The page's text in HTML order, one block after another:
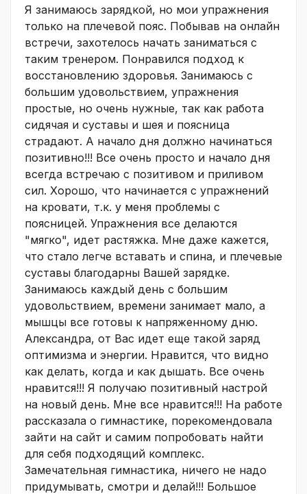
Я занимаюсь зарядкой, но мои упражнения
только на плечевой пояс. Побывав на онлайн
встречи, захотелось начать заниматься с
таким тренером. Понравился подход к
восстановлению здоровья. Занимаюсь с
большим удовольствием, упражнения
простые, но очень нужные, так как работа
сидячая и суставы и шея и поясница
страдают. А начало дня должно начинаться
позитивно!!! Все очень просто и начало дня
всегда встречаю с позитивом и приливом
сил. Хорошо, что начинается с упражнений
на кровати, т.к. у меня проблемы с
поясницей. Упражнения все делаются
"мягко", идет растяжка. Мне даже кажется,
что стало легче вставать и спина, и плечевые
суставы благодарны Вашей зарядке.
Занимаюсь каждый день с большим
удовольствием, времени занимает мало, а
мышцы все готовы к напряженному дню.
Александра, от Вас идет еще такой заряд
оптимизма и энергии. Нравится, что видно
как делать, когда и как дышать. Все очень
нравится!!! Я получаю позитивный настрой
на новый день. Мне все нравится!!! На работе
рассказала о гимнастике, порекомендовала
зайти на сайт и самим попробовать найти
для себя подходящий комплекс.
Замечательная гимнастика, ничего не надо
придумывать, смотри и делай!!! Большое